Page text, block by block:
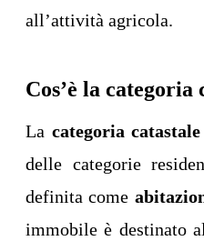
all’attività agricola.
Cos’è la categoria
La categoria
delle categorie
definita come
immobile è destinato